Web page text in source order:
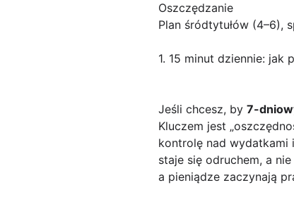
Oszczędzanie
Plan śródtytułów (4–6),
1. 15 minut dziennie:
Jeśli chcesz, by 7-
Kluczem jest
kontrolę nad wydatkami
staje się odruchem, a
a pieniądze zaczynają